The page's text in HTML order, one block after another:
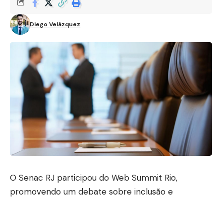
Diego Velázquez
O Senac RJ participou do Web Summit Rio,
promovendo um debate sobre inclusão e